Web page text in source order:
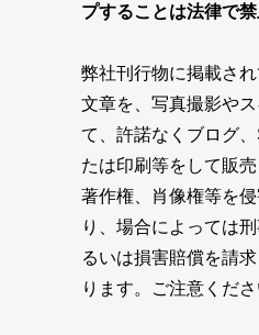
プすることは法律で禁
弊社刊行物に掲載さ
文章を、写真撮影や
て、許諾なくブログ
たは印刷等をして販
著作権、肖像権等を
り、場合によっては
るいは損害賠償を請
ります。ご注意くださ